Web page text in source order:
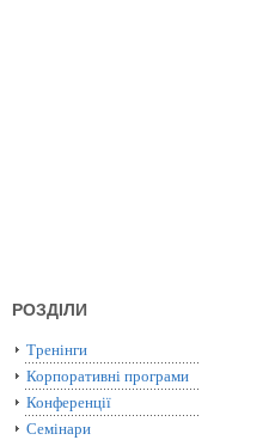
РОЗДІЛИ
Тренінги
Корпоративні програми
Конференції
Семінари